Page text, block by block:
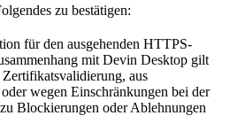
zu bestätigen:
für den ausgehenden HTTPS-
mit Devin Desktop gilt
aus
wegen Einschränkungen bei der
Blockierungen oder Ablehnungen